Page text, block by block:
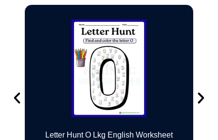
Letter Hunt O Lkg English Worksheet